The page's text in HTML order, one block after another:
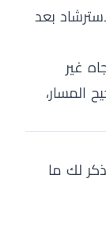
بعد
غير
المسار،
لك ما